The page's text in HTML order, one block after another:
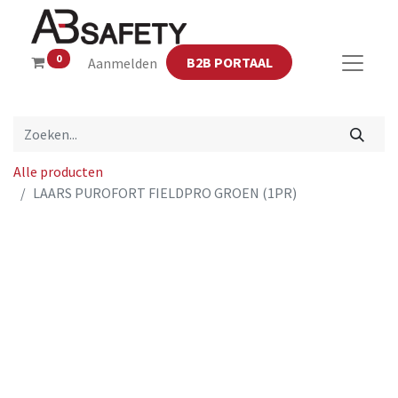
0 Aanmelden B2B PORTAAL
Alle producten
LAARS PUROFORT FIELDPRO GROEN (1PR)